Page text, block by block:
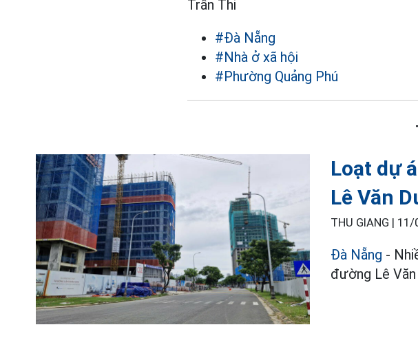
Trần Thi
#Đà Nẵng
#Nhà ở xã hội
#Phường Quảng Phú
Loạt dự
Lê Văn
THU GIANG | 11/
Đà Nẵng -
đường Lê